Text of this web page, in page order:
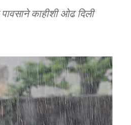
पावसाने काहीशी ओढ दिली